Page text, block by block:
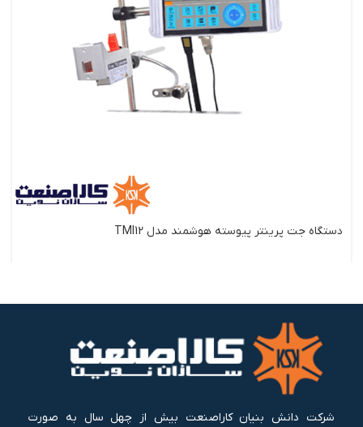
دستگاه جت پرینتر پیوسته هوشمند مدل TMI12
شرکت دانش بنیان کاراصنعت بیش از چهل سال به صورت